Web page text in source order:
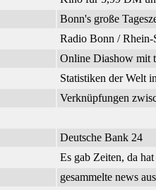
Bonn's große
Radio Bonn / Rhein-
Online Diashow mit
Statistiken der Welt
Verknüpfungen
Deutsche Bank 24
Es gab Zeiten, da
gesammelte news